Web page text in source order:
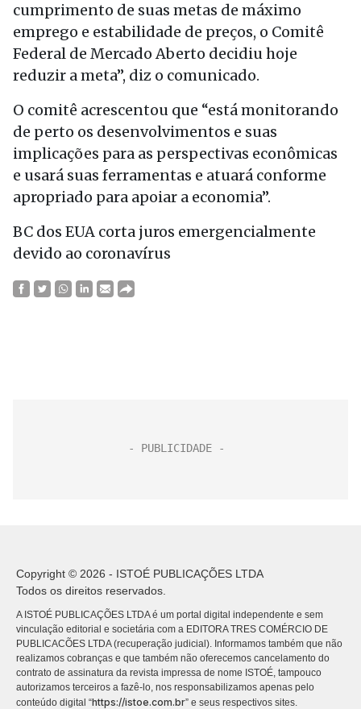
cumprimento de suas metas de máximo
emprego e estabilidade de preços, o Comitê
Federal de Mercado Aberto decidiu hoje
reduzir a meta”, diz o comunicado.
O comitê acrescentou que “está monitorando
de perto os desenvolvimentos e suas
implicações para as perspectivas econômicas
e usará suas ferramentas e atuará conforme
apropriado para apoiar a economia”.
BC dos EUA corta juros emergencialmente
devido ao coronavírus
Copyright © 2026 - ISTOÉ PUBLICAÇÕES LTDA
Todos os direitos reservados.
A ISTOÉ PUBLICAÇÕES LTDA é um portal digital independente e sem
vinculação editorial e societária com a EDITORA TRES COMÉRCIO DE
PUBLICACÕES LTDA (recuperação judicial). Informamos também que não
realizamos cobranças e que também não oferecemos cancelamento do
contrato de assinatura da revista impressa de nome ISTOÉ, tampouco
autorizamos terceiros a fazê-lo, nos responsabilizamos apenas pelo
conteúdo digital “https://istoe.com.br” e seus respectivos sites.